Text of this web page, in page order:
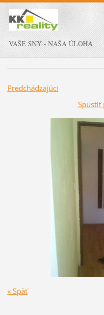
VAŠE SNY - NAŠA ÚLOHA
Predchádzajúci
Spustiť
« Späť